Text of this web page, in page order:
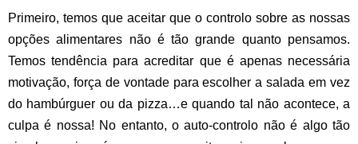
Primeiro, temos que aceitar que o controlo sobre as nossas
opções alimentares não é tão grande quanto pensamos.
Temos tendência para acreditar que é apenas necessária
motivação, força de vontade para escolher a salada em vez
do hambúrguer ou da pizza…e quando tal não acontece, a
culpa é nossa! No entanto, o auto-controlo não é algo tão